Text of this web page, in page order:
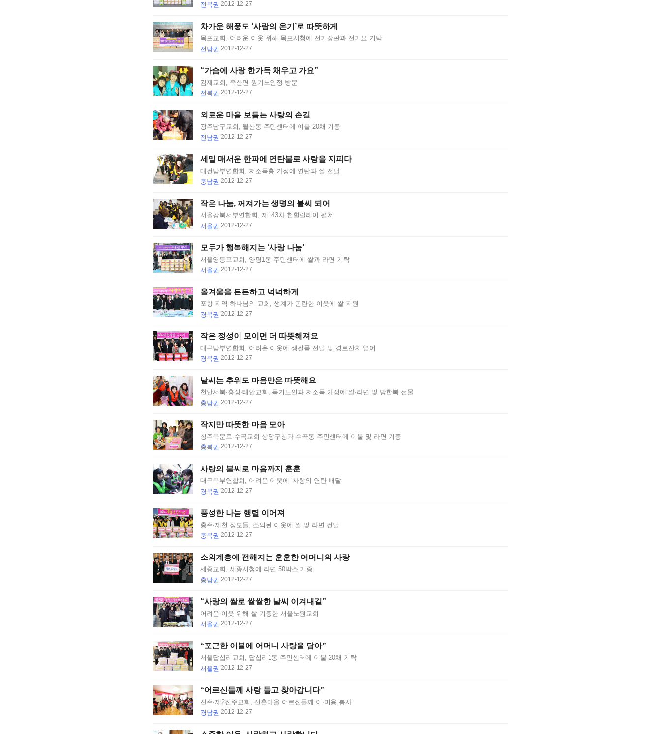
전북권 2012-12-27
차가운 해풍도 ‘사람의 온기’로 따뜻하게
목포교회, 어려운 이웃 위해 목포시청에 전기장판과 전기요 기탁
전남권 2012-12-27
“가슴에 사랑 한가득 채우고 가요”
김제교회, 죽산면 원기노인정 방문
전북권 2012-12-27
외로운 마음 보듬는 사랑의 손길
광주남구교회, 월산동 주민센터에 이불 20채 기증
전남권 2012-12-27
세밑 매서운 한파에 연탄불로 사랑을 지피다
대전남부연합회, 저소득층 가정에 연탄과 쌀 전달
충남권 2012-12-27
작은 나눔, 꺼져가는 생명의 불씨 되어
서울강북서부연합회, 제143차 헌혈릴레이 펼쳐
서울권 2012-12-27
모두가 행복해지는 ‘사랑 나눔’
서울영등포교회, 양평1동 주민센터에 쌀과 라면 기탁
서울권 2012-12-27
올겨울을 든든하고 넉넉하게
포항 지역 하나님의 교회, 생계가 곤란한 이웃에 쌀 지원
경북권 2012-12-27
작은 정성이 모이면 더 따뜻해져요
대구남부연합회, 어려운 이웃에 생필품 전달 및 경로잔치 열어
경북권 2012-12-27
날씨는 추워도 마음만은 따뜻해요
천안서북∙홍성∙태안교회, 독거노인과 저소득 가정에 쌀∙라면 및 방한복 선물
충남권 2012-12-27
작지만 따뜻한 마음 모아
청주북문로∙수곡교회 상당구청과 수곡동 주민센터에 이불 및 라면 기증
충북권 2012-12-27
사랑의 불씨로 마음까지 훈훈
대구북부연합회, 어려운 이웃에 ‘사랑의 연탄 배달’
경북권 2012-12-27
풍성한 나눔 행렬 이어져
충주∙제천 성도들, 소외된 이웃에 쌀 및 라면 전달
충북권 2012-12-27
소외계층에 전해지는 훈훈한 어머니의 사랑
세종교회, 세종시청에 라면 50박스 기증
충남권 2012-12-27
“사랑의 쌀로 쌀쌀한 날씨 이겨내길”
어려운 이웃 위해 쌀 기증한 서울노원교회
서울권 2012-12-27
“포근한 이불에 어머니 사랑을 담아”
서울답십리교회, 답십리1동 주민센터에 이불 20채 기탁
서울권 2012-12-27
“어르신들께 사랑 들고 찾아갑니다”
진주∙제2진주교회, 신촌마을 어르신들께 이∙미용 봉사
경남권 2012-12-27